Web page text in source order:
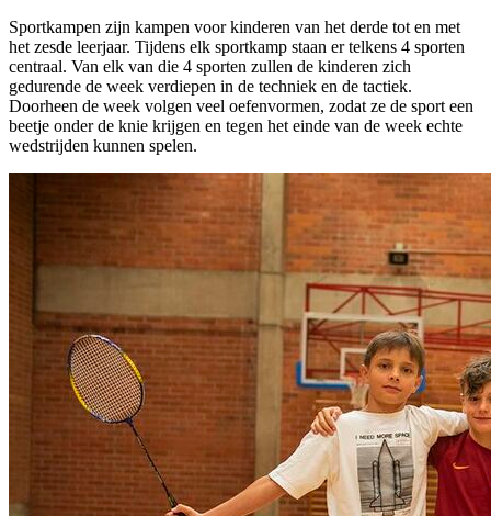
Sportkampen zijn kampen voor kinderen van het derde tot en met
het zesde leerjaar. Tijdens elk sportkamp staan er telkens 4 sporten
centraal. Van elk van die 4 sporten zullen de kinderen zich
gedurende de week verdiepen in de techniek en de tactiek.
Doorheen de week volgen veel oefenvormen, zodat ze de sport een
beetje onder de knie krijgen en tegen het einde van de week echte
wedstrijden kunnen spelen.